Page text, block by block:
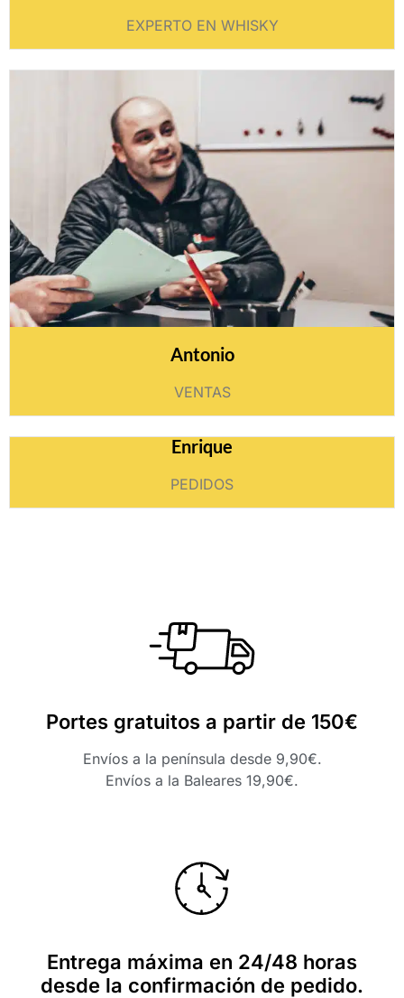
EXPERTO EN WHISKY
Antonio
VENTAS
Enrique
PEDIDOS
Portes gratuitos a partir de 150€
Envíos a la península desde 9,90€.
Envíos a la Baleares 19,90€.
Entrega máxima en 24/48 horas
desde la confirmación de pedido.